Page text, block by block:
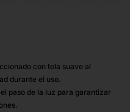
con tela suave al
durante el uso.
paso de la luz para garantizar